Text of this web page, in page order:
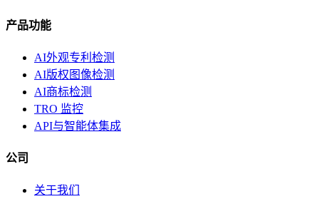
产品功能
AI外观专利检测
AI版权图像检测
AI商标检测
TRO 监控
API与智能体集成
公司
关于我们